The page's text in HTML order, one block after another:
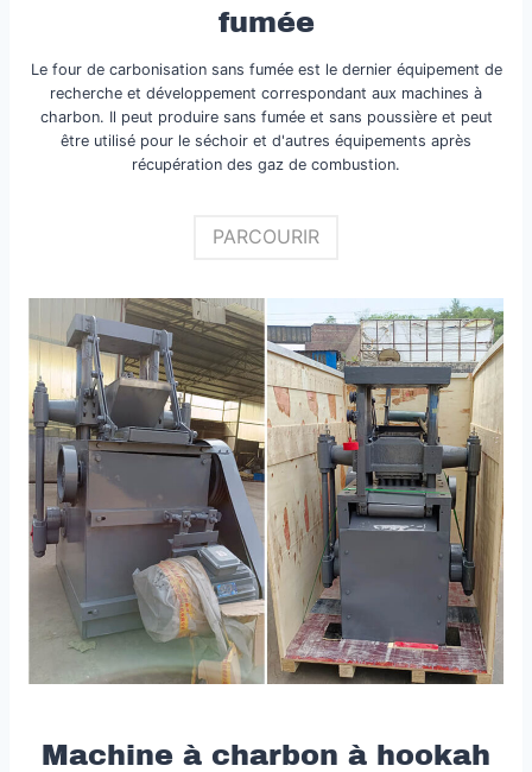
fumée
Le four de carbonisation sans fumée est le dernier équipement de
recherche et développement correspondant aux machines à
charbon. Il peut produire sans fumée et sans poussière et peut
être utilisé pour le séchoir et d'autres équipements après
récupération des gaz de combustion.
PARCOURIR
Machine à charbon à hookah